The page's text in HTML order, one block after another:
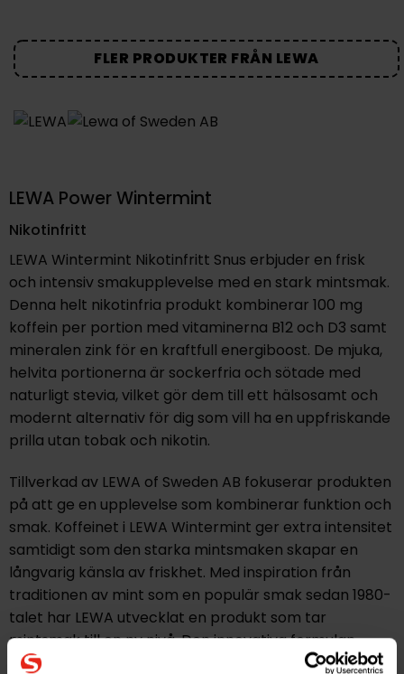
FLER PRODUKTER FRÅN LEWA
LEWA Power Wintermint
Nikotinfritt
LEWA Wintermint Nikotinfritt Snus erbjuder en frisk
och intensiv smakupplevelse med en stark mintsmak.
Denna helt nikotinfria produkt kombinerar 100 mg
koffein per portion med vitaminerna B12 och D3 samt
mineralen zink för en kraftfull energiboost. De mjuka,
helvita portionerna är sockerfria och sötade med
naturligt stevia, vilket gör dem till ett hälsosamt och
modernt alternativ för dig som vill ha en uppfriskande
prilla utan tobak och nikotin.
Tillverkad av LEWA of Sweden AB fokuserar produkten
på att ge en upplevelse som kombinerar funktion och
smak. Koffeinet i LEWA Wintermint ger extra intensitet
samtidigt som den starka mintsmaken skapar en
långvarig känsla av friskhet. Med inspiration från
traditionen av mint som en populär smak sedan 1980-
talet har LEWA utvecklat en produkt som tar
mintsmak till en ny nivå. Den innovativa formulan
möter moderna krav på hälsa och funktion utan att